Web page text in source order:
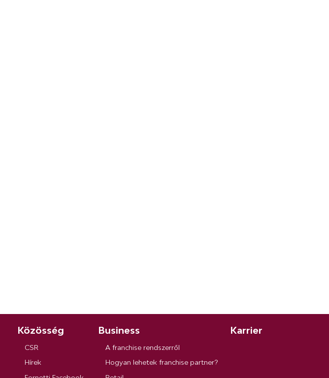
Közösség
CSR
Hírek
Business
A franchise rendszerről
Hogyan lehetek franchise partner?
Karrier